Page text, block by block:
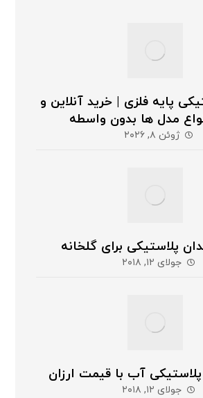
پایه فلزی | خرید آنلاین و
مدل ها بدون واسطه
ژوئن ۸, ۲۰۲۶
پلاستیکی برای گلخانه
جولای ۱۲, ۲۰۱۸
آب با قیمت ارزان
جولای ۱۲, ۲۰۱۸